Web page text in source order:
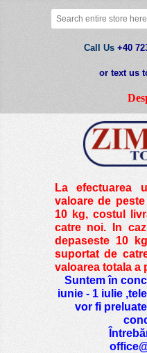
Call Us +40
or text us
La efectuarea
valoare de peste
10 kg, costul
catre noi. In
depaseste 10
suportat de
valoarea totala a
Suntem în
iunie - 1 iulie
vor fi